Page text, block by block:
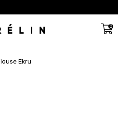
0
Ekru